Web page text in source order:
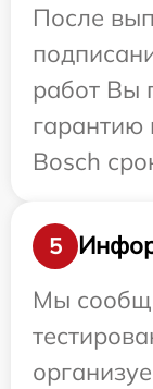
После
работ Вы
гарантию
Bosch
5
Мы